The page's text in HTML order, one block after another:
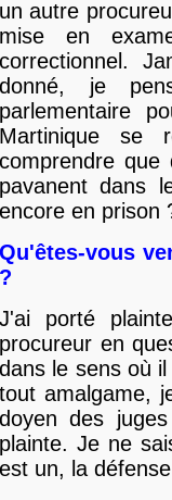
un autre
mise en
correctionnel.
donné, je
parlementaire
Martinique se
comprendre
pavanent dans
encore en prison
Qu'êtes-vous
?
J'ai porté
procureur en
dans le sens où
tout amalgame,
doyen des
plainte. Je ne
est un, la